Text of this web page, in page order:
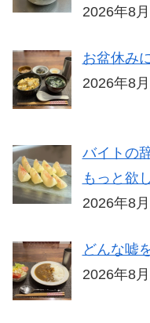
2026年8
お盆休み
2026年8
バイトの
もっと欲
2026年8
どんな嘘
2026年8